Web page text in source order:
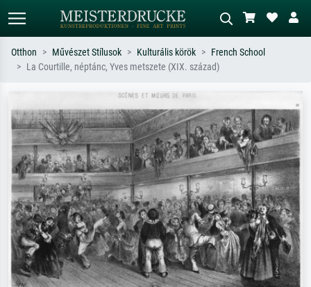
szerint – pl. Monet, Csillagos éj,
impresszionizmus, Hokusai-hullám,
akt.
piros absztrakt, sötét olajkép, álló akt
egy fa mellett.
Otthon Művészet Stílusok Kulturális körök
French School
La Courtille, néptánc, Yves metszete (XIX. század)